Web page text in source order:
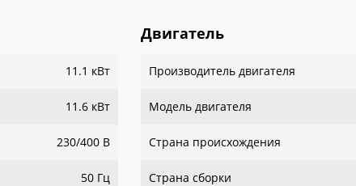
11.1 кВт
11.6 кВт
230/400 В
50 Гц
Двигатель
Производитель двигателя
Модель двигателя
Страна происхождения
Страна сборки